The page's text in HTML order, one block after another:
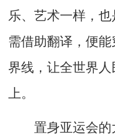
乐、艺术一样，
需借助翻译，便
界线，让全世界
上。
置身亚运会的